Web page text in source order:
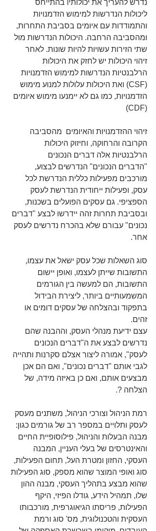
נדרש להעריך את יכולותיו בהתייחס
ליכולות הנדרשות למימוש הזדמנויות
והתמודדות עם איומים בסביבת התחרות,
ומהסביבה הרחבה. היכולות הנדרשות מול
שתי הזירות עשויות להיות שונות. לאחר
זיהוי היכולות יש לחזק את היכולות
הרלבנטיות הנדרשות למימוש הזדמנויות
(CSF) ואת היכולות עלולות למנוע מימוש
הזדמנויות, כמו גם לא יימנעו מימוש איומים
(CDF)
זיהוי ההזדמנויות והאיומים  מהסביבה
הקרובה והרחוקה, וחיזוק היכולות
הרלבנטיות אלה דברים הנכונים
"הדברים הנכונים" הנדרשים לבצוע,
מורכבים מפעילות כללית הנדרשת לכל
עסק, ופעילות ייחודית הנדרשת לעסק
הספציפי. גם עסקים הפועלים בשכנות,
ובסביבת תחרות זהה יידרשו לבצע "דברים
נכונים" עבורם שלא בהכרח נדרשים לעסק
אחר.
סוג השאלות שכל עסק ישאל את עצמו,
התשובות שייתן לעצמו, ואופן יישום
התשובות, הם למעשה בין הגורמים
המשמעותיים ביותר, ליצירת הבידול
בתפקוד ובהצלחה של עסקים דומים או
זהים.
עצם ידיעת מנהלי העסק, וההבנה שהם
נדרשים לבצע את ה"דברים הנכונים
לעסק", אמורה ליצור אצלם סקרנות ותהייה
לגבי אותם "דברים נכונים", ואם הם אכן
מבצעים אותם, ואם כן באיזה מידה, של
הצלחה ?.
רמת הניהול וצורכי הניהול, משתנים מעסק
לעסק ותלויים במספר רב של גורמים כגון:
מבנה הבעלות והניהול, פילוסופיית החיים
והאינטרסים של בעלי העניין, המבנה
העסקי, החזון ומטרת העל, תחום הפעילות,
סוג ואופי המוצר שהוא מספק, סוג הפעילות
שהוא מבצע בתהליך העסקי, מבנה ההון
שלו, תמהיל הידע, גודלו הפיזי, היקף
הפעילות, פריסתו הגיאוגרפית, מורכבותו
העסקית והטכנולוגית, מס' סוג ורמת